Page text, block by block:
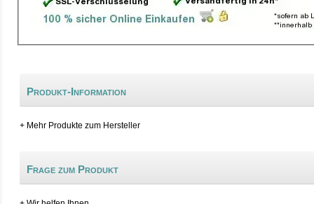
Produkt-Information
+ Mehr Produkte zum Hersteller
Frage zum Produkt